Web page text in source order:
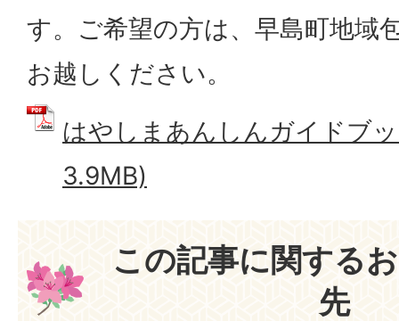
す。ご希望の方は、早島町地域
お越しください。
はやしまあんしんガイドブ
3.9MB)
この記事に関する
先